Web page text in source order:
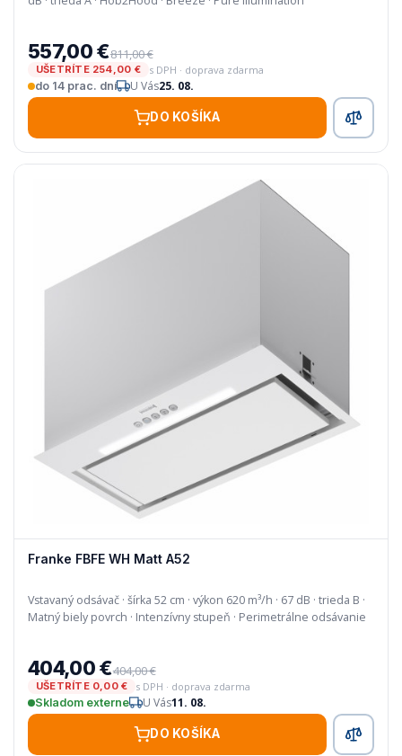
557,00 €811,00 €
UŠETRÍTE 254,00 €
s DPH · doprava zdarma
do 14 prac. dní
U Vás25. 08.
DO KOŠÍKA
Franke FBFE WH Matt A52
Vstavaný odsávač · šírka 52 cm · výkon 620 m³/h · 67 dB · trieda B ·
Matný biely povrch · Intenzívny stupeň · Perimetrálne odsávanie
404,00 €404,00 €
UŠETRÍTE 0,00 €
s DPH · doprava zdarma
Skladom externe
U Vás11. 08.
DO KOŠÍKA